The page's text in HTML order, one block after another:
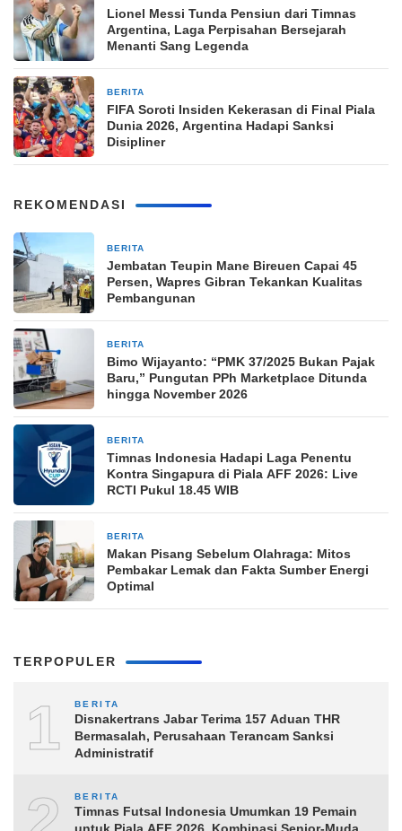
Lionel Messi Tunda Pensiun dari Timnas
Argentina, Laga Perpisahan Bersejarah
Menanti Sang Legenda
BERITA
FIFA Soroti Insiden Kekerasan di Final Piala
Dunia 2026, Argentina Hadapi Sanksi
Disipliner
REKOMENDASI
BERITA
Jembatan Teupin Mane Bireuen Capai 45
Persen, Wapres Gibran Tekankan Kualitas
Pembangunan
BERITA
Bimo Wijayanto: “PMK 37/2025 Bukan Pajak
Baru,” Pungutan PPh Marketplace Ditunda
hingga November 2026
BERITA
Timnas Indonesia Hadapi Laga Penentu
Kontra Singapura di Piala AFF 2026: Live
RCTI Pukul 18.45 WIB
BERITA
Makan Pisang Sebelum Olahraga: Mitos
Pembakar Lemak dan Fakta Sumber Energi
Optimal
TERPOPULER
1 BERITA
Disnakertrans Jabar Terima 157 Aduan THR
Bermasalah, Perusahaan Terancam Sanksi
Administratif
BERITA
Timnas Futsal Indonesia Umumkan 19 Pemain